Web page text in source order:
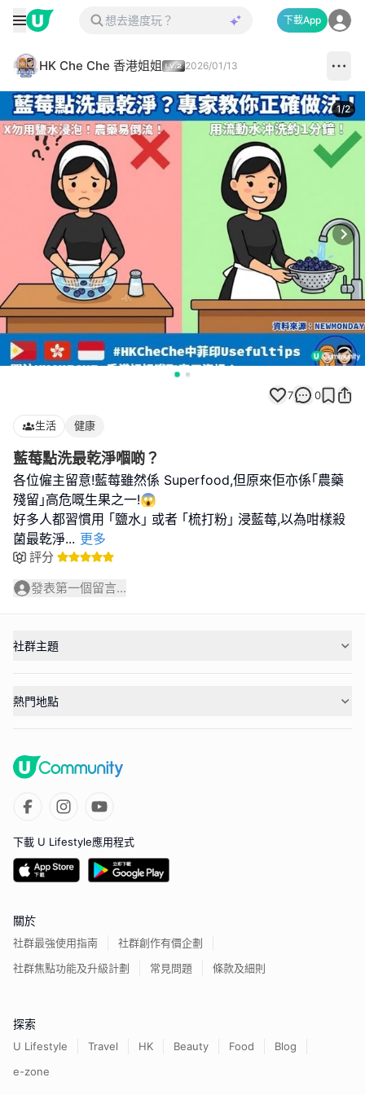
下載App
HK Che Che 香港姐姐 2026/01/13
1/2
7 0
生活 健康
藍莓點洗最乾淨嗰啲？
各位僱主留意!藍莓雖然係 Superfood,但原來佢亦係｢農藥
殘留｣高危嘅生果之一!😱
好多人都習慣用 ｢鹽水｣ 或者 ｢梳打粉｣ 浸藍莓,以為咁樣殺
菌最乾淨... 更多
評分
發表第一個留言...
社群主題
熱門地點
下載 U Lifestyle應用程式
關於
社群最強使用指南
社群創作有價企劃
社群焦點功能及升級計劃
常見問題 條款及細則
探索
U Lifestyle Travel HK Beauty Food
Blog
e-zone